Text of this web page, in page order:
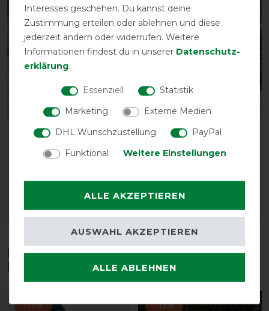
Bestseller
-13%
Waldhausen
ARTIKEL MERKEN
-13%
Waldhausen
ARTIKEL MERKEN
Diese Produkte könnten dich auch
interessieren
-13% -13%
Interesses geschehen. Du kannst deine
Zustimmung erteilen oder ablehnen und diese
jederzeit ändern oder widerrufen. Weitere
Informationen findest du in unserer Daten­schutz­
erklärung.
Essenziell
Statistik
Marketing
Externe Medien
DHL Wunschzustellung
PayPal
Funktional
Weitere Einstellungen
ALLE AKZEPTIEREN
ALLE ABLEHNEN
AUSWAHL AKZEPTIEREN